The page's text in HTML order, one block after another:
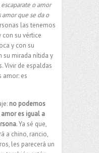
o amor
que se da o
las tenemos
su vértice
y con su
su mirada nítida y
Vivir de espaldas
amor: es
no podemos
es igual a
. Ya sé que,
a chino, rancio,
les parecerá un